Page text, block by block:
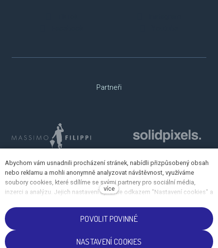
Partneři
Abychom vám usnadnili procházení stránek, nabídli přizpůsobený obsah
nebo reklamu a mohli anonymně analyzovat návštěvnost, využíváme
soubory cookies, které sdílíme se svými partnery pro sociální média,
inzerci a analýzu. Jejich nastavení upravíte odkazem "Nastavení cookies" a
v našich Zásadách ochrany osobních údajů a používání souborů cookies.
Souhlasíte s používáním cookies?
více
POVOLIT POVINNÉ
NASTAVENÍ COOKIES